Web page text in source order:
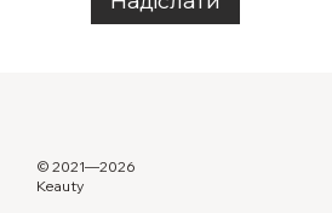
© 2021—2026
Keauty